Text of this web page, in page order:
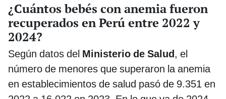
¿Cuántos bebés con anemia fueron
recuperados en Perú entre 2022 y
2024?
Según datos del Ministerio de Salud, el
número de menores que superaron la anemia
en establecimientos de salud pasó de 9.351 en